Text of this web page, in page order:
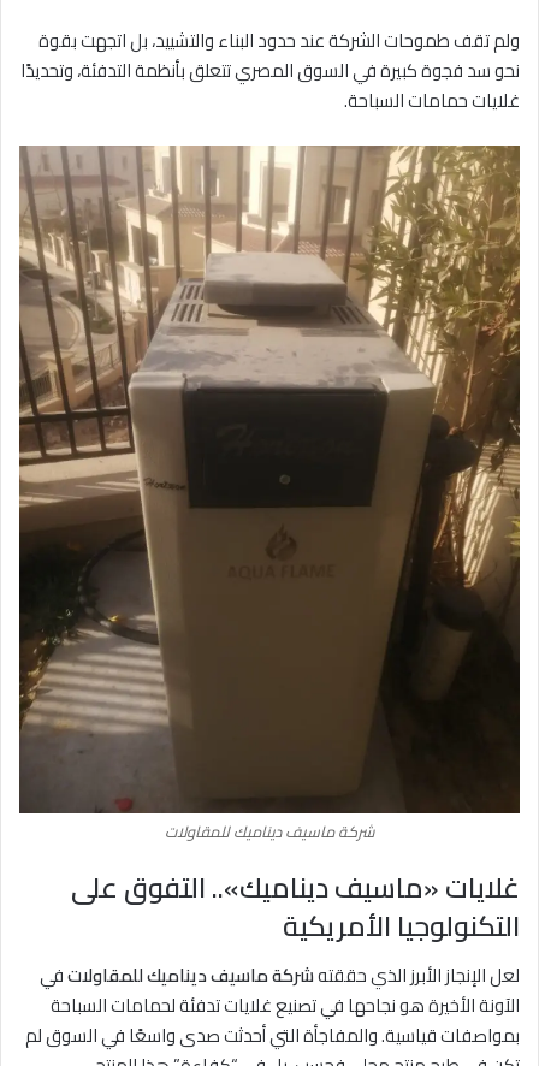
ولم تقف طموحات الشركة عند حدود البناء والتشييد، بل اتجهت بقوة
نحو سد فجوة كبيرة في السوق المصري تتعلق بأنظمة التدفئة، وتحديدًا
غلايات حمامات السباحة.
شركة ماسيف ديناميك للمقاولات
غلايات «ماسيف ديناميك».. التفوق على
التكنولوجيا الأمريكية
لعل الإنجاز الأبرز الذي حققتهشركة ماسيف ديناميك للمقاولاتفي
الآونة الأخيرة هو نجاحها في تصنيع غلايات تدفئة لحمامات السباحة
بمواصفات قياسية. والمفاجأة التي أحدثت صدى واسعًا في السوق لم